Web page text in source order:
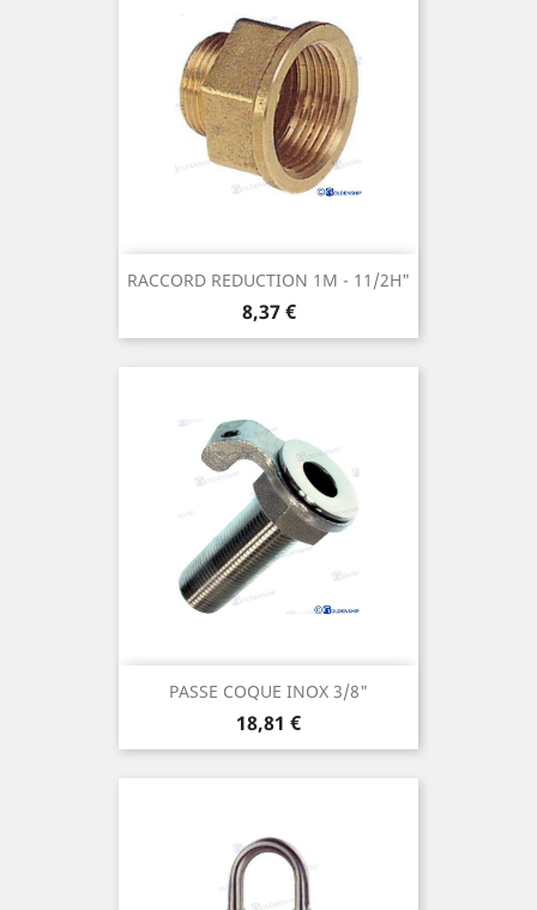
RACCORD REDUCTION 1M - 11/2H"
Prix
8,37 €
PASSE COQUE INOX 3/8"
Prix
18,81 €